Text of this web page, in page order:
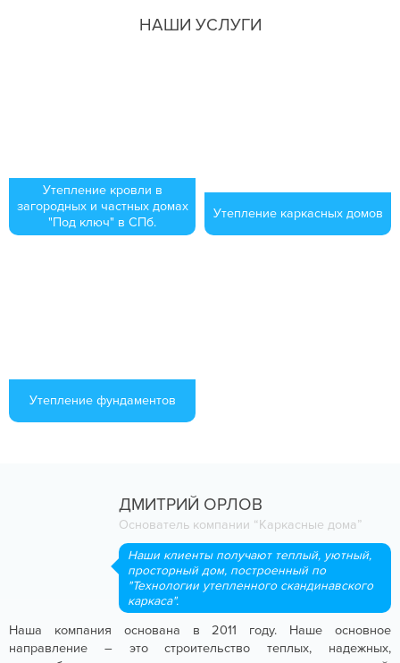
НАШИ УСЛУГИ
Утепление кровли в
загородных и частных домах
"Под ключ" в СПб.
Утепление каркасных домов
Утепление фундаментов
ДМИТРИЙ ОРЛОВ
Основатель компании “Каркасные дома”
Наши клиенты получают теплый, уютный,
просторный дом, построенный по
"Технологии утепленного скандинавского
каркаса".
Наша компания основана в 2011 году. Наше основное
направление – это строительство теплых, надежных,